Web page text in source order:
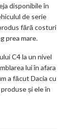
disponibile în
de serie
fără costuri
prea mare.
C4 la un nivel
lui în afara
a făcut Dacia cu
și ele în